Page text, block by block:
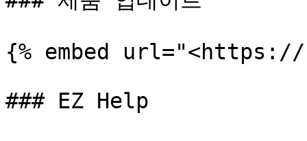
{% embed
### EZ Help